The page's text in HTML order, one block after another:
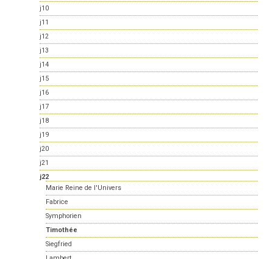
j10
j11
j12
j13
j14
j15
j16
j17
j18
j19
j20
j21
j22
Marie Reine de l'Univers
Fabrice
Symphorien
Timothée
Siegfried